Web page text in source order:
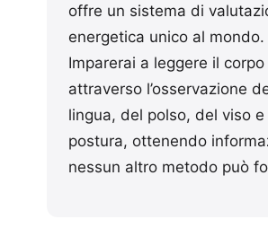
offre un sistema di
energetica unico al mondo.
Imparerai a leggere il corpo
attraverso l’osservazione
lingua, del polso, del viso e
postura, ottenendo
nessun altro metodo può